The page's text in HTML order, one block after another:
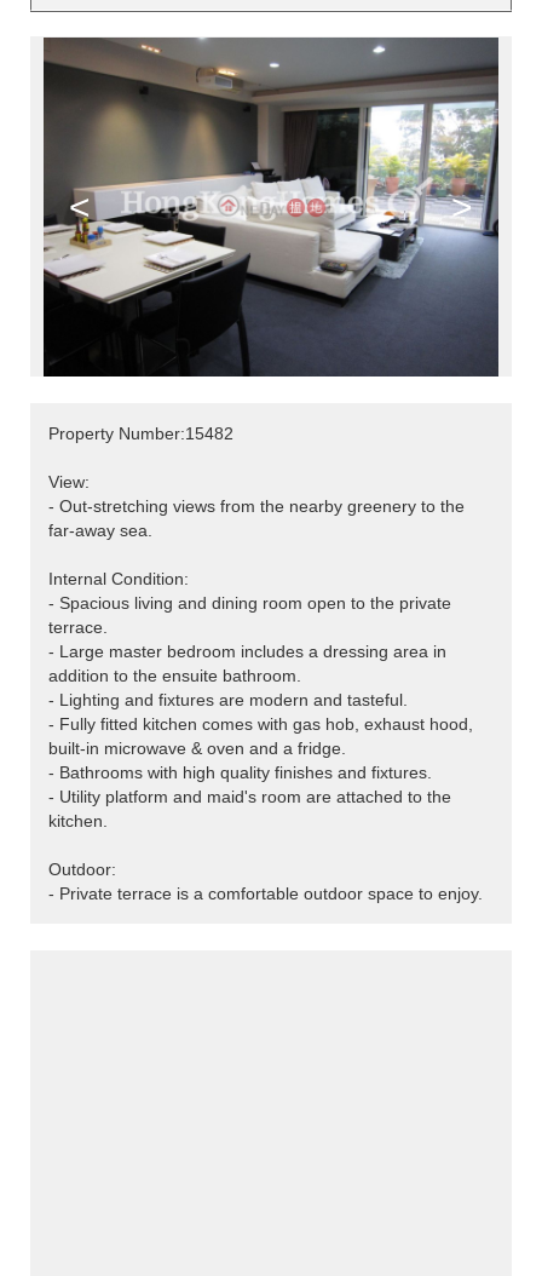
< >
Property Number:15482
View:
- Out-stretching views from the nearby greenery to the
far-away sea.
Internal Condition:
- Spacious living and dining room open to the private
terrace.
- Large master bedroom includes a dressing area in
addition to the ensuite bathroom.
- Lighting and fixtures are modern and tasteful.
- Fully fitted kitchen comes with gas hob, exhaust hood,
built-in microwave & oven and a fridge.
- Bathrooms with high quality finishes and fixtures.
- Utility platform and maid's room are attached to the
kitchen.
Outdoor:
- Private terrace is a comfortable outdoor space to enjoy.